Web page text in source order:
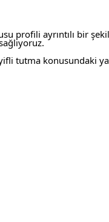
profili ayrıntılı bir
tutma konusundaki